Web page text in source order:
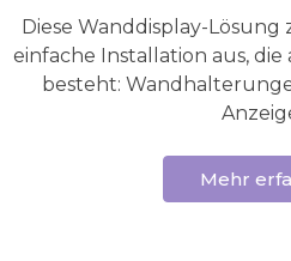
Diese Wanddisplay-
einfache Installation aus,
besteht:
Mehr